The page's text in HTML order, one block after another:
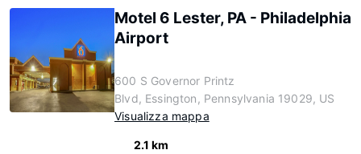
Motel 6 Lester, PA - Philadelphia
Airport
600 S Governor Printz
Blvd, Essington, Pennsylvania 19029, US
Visualizza mappa
2.1 km